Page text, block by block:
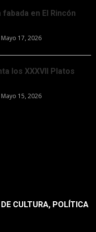
fabada en El Rincón
Mayo 17, 2026
los XXXVII Platos
Mayo 15, 2026
CULTURA, POLÍTICA